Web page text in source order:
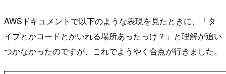
AWSドキュメントで以下のような表現を見たときに、「タ
イプとかコードとかいれる場所あったっけ？」と理解が追い
つかなかったのですが、これでようやく合点が行きました。